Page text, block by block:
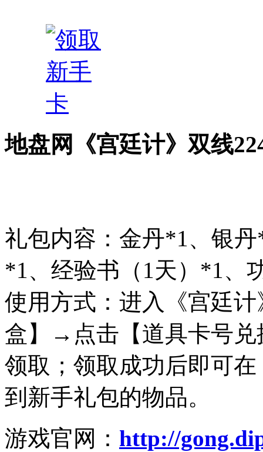
地盘网《宫廷计》双线
礼包内容：金丹*1、银
*1、经验书（1天）*1、
使用方式：进入《宫廷
盒】→点击【道具卡号
领取；领取成功后即可
到新手礼包的物品。
游戏官网： http://